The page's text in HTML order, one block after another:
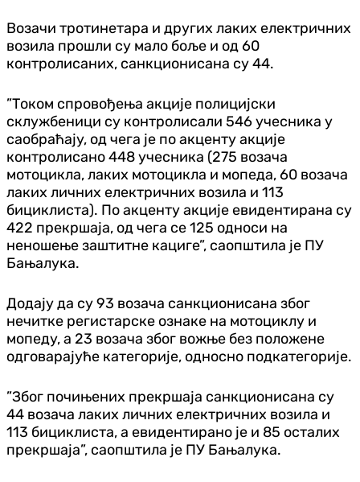
Возачи тротинетара и других лаких електричних
возила прошли су мало боље и од 60
контролисаних, санкционисана су 44.
”Током спровођења акције полицијски
склужбеници су контролисали 546 учесника у
саобраћају, од чега је по акценту акције
контролисано 448 учесника (275 возача
мотоцикла, лаких мотоцикла и мопеда, 60 возача
лаких личних електричних возила и 113
бициклиста). По акценту акције евидентирана су
422 прекршаја, од чега се 125 односи на
неношење заштитне кациге”, саопштила је ПУ
Бањалука.
Додају да су 93 возача санкционисана због
нечитке регистарске ознаке на мотоциклу и
мопеду, а 23 возача због вожње без положене
одговарајуће категорије, односно подкатегорије.
”Због почињених прекршаја санкционисана су
44 возача лаких личних електричних возила и
113 бициклиста, а евидентирано је и 85 осталих
прекршаја”, саопштила је ПУ Бањалука.